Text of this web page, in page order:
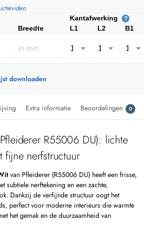
Kantafwerking ?
Breedte L1 L2 B1
downloaden
Extra informatie Beoordelingen 0
R55006 DU): lichte
fijne nerfstructuur
van Pfleiderer (R55006 DU) heeft een frisse,
subtiele nerftekening en een zachte,
Dankzij de verfijnde structuur oogt het
perfect voor moderne interieurs die warmte
het gemak en de duurzaamheid van